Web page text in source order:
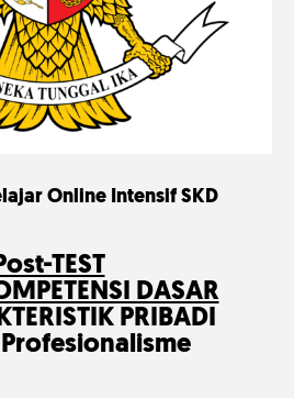
Online Intensif SKD
TEST
DASAR
PRIBADI